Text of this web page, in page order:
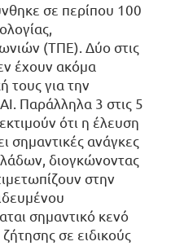
σε περίπου 100
(ΤΠΕ). Δύο στις
έχουν ακόμα
τους για την
Παράλληλα 3 στις 5
ότι η έλευση
σημαντικές ανάγκες
διογκώνοντας
στην
σημαντικό κενό
σε ειδικούς